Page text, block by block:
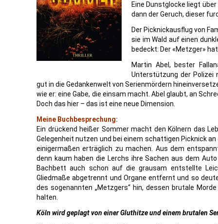
Eine Dunstglocke liegt
dann der Geruch, dieser
Der Picknickausflug von
sie im Wald auf einen
bedeckt: Der «Metzger»
Martin Abel, bester
Unterstützung der Polizei
gut in die Gedankenwelt von Serienmördern
wie er: eine Gabe, die einsam macht. Abel glaubt, an
Doch das hier – das ist eine neue Dimension.
Meine Buchbesprechung:
Ein drückend heißer Sommer macht den Kölnern das
Gelegenheit nutzen und bei einem schattigen Picknick
einigermaßen erträglich zu machen. Aus dem
denn kaum haben die Lerchs ihre Sachen aus dem
Bachbett auch schon auf die grausam entstellte
Gliedmaße abgetrennt und Organe entfernt und so
des sogenannten „Metzgers“ hin, dessen brutale
halten.
Köln wird geplagt von einer Gluthitze und einem brutalen